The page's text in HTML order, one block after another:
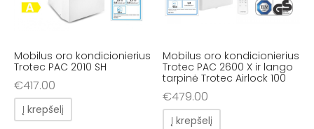
Mobilus oro kondicionierius
Trotec PAC 2010 SH
€417.00
Į krepšelį
Mobilus oro kondicionierius
Trotec PAC 2600 X ir lango
tarpinė Trotec Airlock 100
€479.00
Į krepšelį